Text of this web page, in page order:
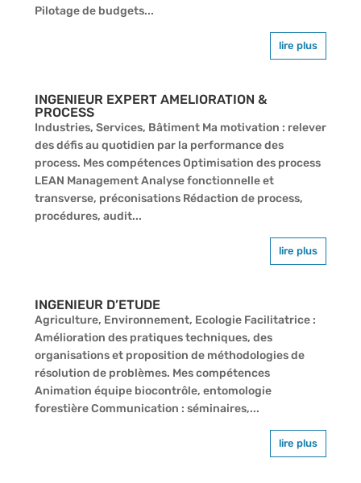
Pilotage de budgets...
lire plus
INGENIEUR EXPERT AMELIORATION &
PROCESS
Industries, Services, Bâtiment Ma motivation : relever
des défis au quotidien par la performance des
process. Mes compétences Optimisation des process
LEAN Management Analyse fonctionnelle et
transverse, préconisations Rédaction de process,
procédures, audit...
lire plus
INGENIEUR D’ETUDE
Agriculture, Environnement, Ecologie Facilitatrice :
Amélioration des pratiques techniques, des
organisations et proposition de méthodologies de
résolution de problèmes. Mes compétences
Animation équipe biocontrôle, entomologie
forestière Communication : séminaires,...
lire plus